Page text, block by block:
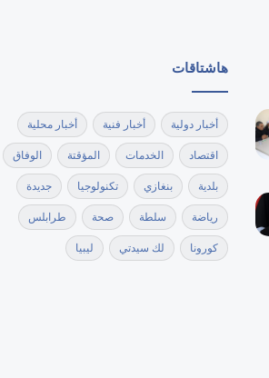
هاشتاقات
أخبار دولية أخبار فنية أخبار محلية
اقتصاد الخدمات المؤقتة الوفاق
بلدية بنغازي تكنولوجيا جديدة
رياضة سلطة صحة طرابلس
كورونا لك سيدتي ليبيا